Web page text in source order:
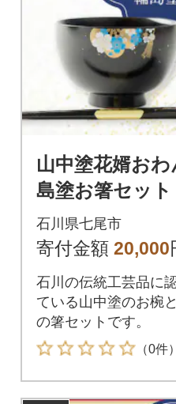
山中塗花婿お
島塗お箸セット
の花嫁のれんオ
ナル】
石川県七尾市
寄付金額 20,000
石川の伝統工芸品に
ている山中塗のお椀
の箸セットです。
（0件）